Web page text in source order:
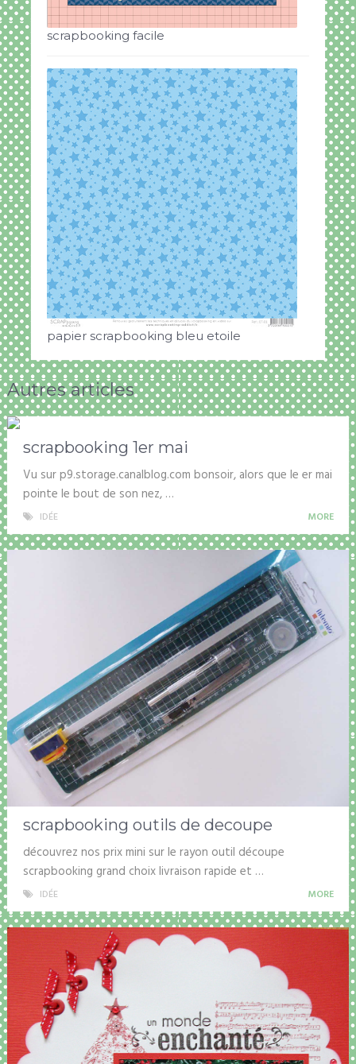
scrapbooking facile
papier scrapbooking bleu etoile
Autres articles
scrapbooking 1er mai
Vu sur p9.storage.canalblog.com bonsoir, alors que le er mai
pointe le bout de son nez, …
IDÉE MORE
scrapbooking outils de decoupe
découvrez nos prix mini sur le rayon outil découpe
scrapbooking grand choix livraison rapide et …
IDÉE MORE